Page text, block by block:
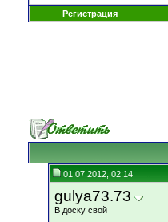
Регистрация
01.07.2012, 02:14
gulya73.73
В доску свой